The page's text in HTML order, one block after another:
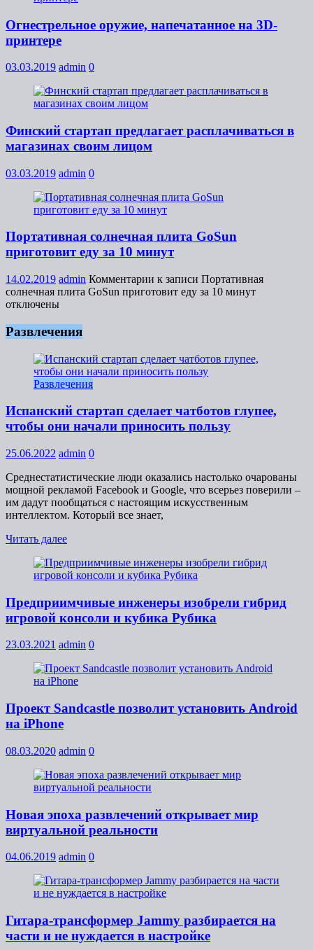
Огнестрельное оружие, напечатанное на 3D-
принтере
03.03.2019 admin 0
Финский стартап предлагает расплачиваться в
магазинах своим лицом
03.03.2019 admin 0
Портативная солнечная плита GoSun
приготовит еду за 10 минут
14.02.2019 admin Комментарии к записи Портативная
солнечная плита GoSun приготовит еду за 10 минут
отключены
Развлечения
Развлечения
Испанский стартап сделает чатботов глупее,
чтобы они начали приносить пользу
25.06.2022 admin 0
Среднестатистические люди оказались настолько очарованы
мощной рекламой Facebook и Google, что всерьез поверили –
им дадут пообщаться с настоящим искусственным
интеллектом. Который все знает,
Читать далее
Предприимчивые инженеры изобрели гибрид
игровой консоли и кубика Рубика
23.03.2021 admin 0
Проект Sandcastle позволит установить Android
на iPhone
08.03.2020 admin 0
Новая эпоха развлечений открывает мир
виртуальной реальности
04.06.2019 admin 0
Гитара-трансформер Jammy разбирается на
части и не нуждается в настройке